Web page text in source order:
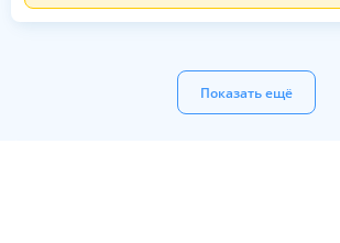
Показать ещё